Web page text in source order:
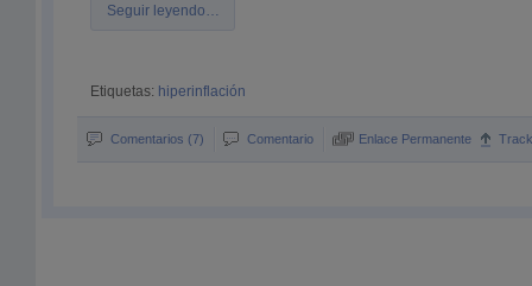
Seguir leyendo…
Etiquetas: hiperinflación
Comentarios (7) Comentario Enlace Permanente